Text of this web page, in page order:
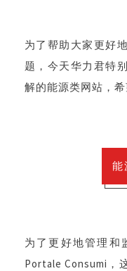
为了帮助大家更好
题，今天华力君特
解的能源类网站，
能
为了更好地管理和
Portale Consumi，